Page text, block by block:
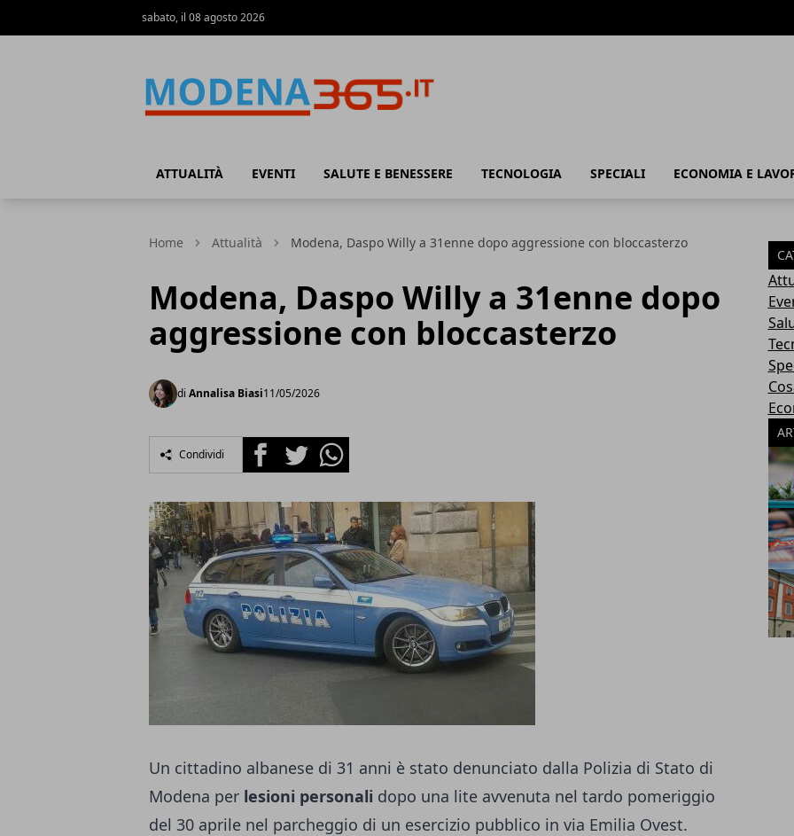
sabato, il 08 agosto 2026
ATTUALITÀ EVENTI SALUTE E BENESSERE TECNOLOGIA SPECIALI ECONOMIA E
Home Attualità Modena, Daspo Willy a 31enne dopo aggressione con bloccasterzo
Modena, Daspo Willy a 31enne dopo
aggressione con bloccasterzo
di Annalisa Biasi11/05/2026
Condividi FacebookTwitterWhatsapp
Un cittadino albanese di 31 anni è stato denunciato dalla Polizia di Stato di
Modena per lesioni personali dopo una lite avvenuta nel tardo pomeriggio
del 30 aprile nel parcheggio di un esercizio pubblico in via Emilia Ovest.